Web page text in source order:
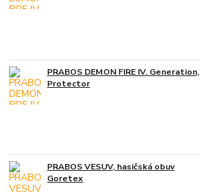
PRABOS DEMON FIRE IV. Generation,
Protector
PRABOS VESUV, hasičská obuv
Goretex